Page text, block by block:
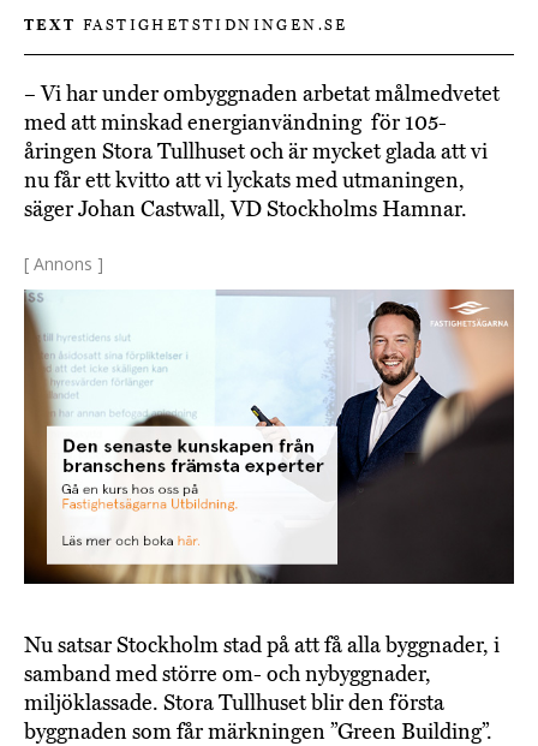
TEXT FASTIGHETSTIDNINGEN.SE
– Vi har under ombyggnaden arbetat målmedvetet
med att minskad energianvändning för 105-
åringen Stora Tullhuset och är mycket glada att vi
nu får ett kvitto att vi lyckats med utmaningen,
säger Johan Castwall, VD Stockholms Hamnar.
[ Annons ]
Nu satsar Stockholm stad på att få alla byggnader, i
samband med större om- och nybyggnader,
miljöklassade. Stora Tullhuset blir den första
byggnaden som får märkningen ”Green Building”.